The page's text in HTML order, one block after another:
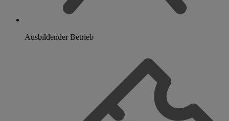
Ausbildender Betrieb